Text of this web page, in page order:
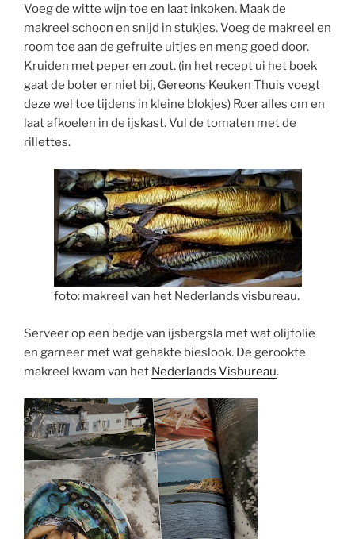
Voeg de witte wijn toe en laat inkoken. Maak de
makreel schoon en snijd in stukjes. Voeg de makreel en
room toe aan de gefruite uitjes en meng goed door.
Kruiden met peper en zout. (in het recept ui het boek
gaat de boter er niet bij, Gereons Keuken Thuis voegt
deze wel toe tijdens in kleine blokjes) Roer alles om en
laat afkoelen in de ijskast. Vul de tomaten met de
rillettes.
foto: makreel van het Nederlands visbureau.
Serveer op een bedje van ijsbergsla met wat olijfolie
en garneer met wat gehakte bieslook. De gerookte
makreel kwam van het Nederlands Visbureau.